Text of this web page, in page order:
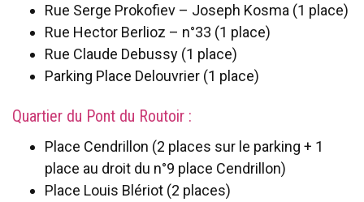
Rue Serge Prokofiev – Joseph Kosma (1 place)
Rue Hector Berlioz – n°33 (1 place)
Rue Claude Debussy (1 place)
Parking Place Delouvrier (1 place)
Quartier du Pont du Routoir :
Place Cendrillon (2 places sur le parking + 1
place au droit du n°9 place Cendrillon)
Place Louis Blériot (2 places)